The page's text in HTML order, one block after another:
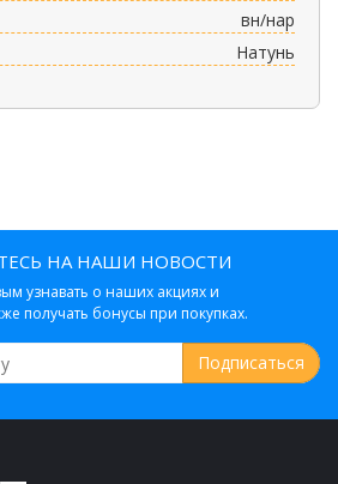
вн/нар
Натунь
НА НАШИ НОВОСТИ
узнавать о наших акциях и
получать бонусы при покупках.